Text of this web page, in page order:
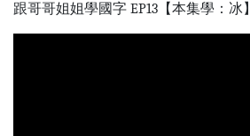
跟哥哥姐姐學國字 EP13【本集學：冰】